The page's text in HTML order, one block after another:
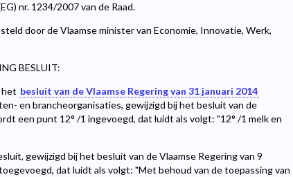
nr. 1234/2007 van de Raad.
door de Vlaamse minister van Economie, Innovatie, Werk,
BESLUIT:
het besluit van de Vlaamse Regering van 31 januari 2014
en brancheorganisaties, gewijzigd bij het besluit van de
een punt 12° /1 ingevoegd, dat luidt als volgt: "12° /1 melk en
gewijzigd bij het besluit van de Vlaamse Regering van 9
dat luidt als volgt: "Met behoud van de toepassing van